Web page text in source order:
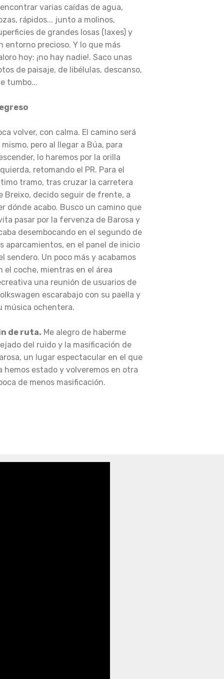
varias caídas de agua,
rápidos... junto a molinos,
de grandes losas (laxes) y
entorno precioso. Y lo que más
hoy: ¡no hay nadie!. Saco unas
de paisaje, de libélulas, descanso,
tumbo...
volver, con calma. El camino será
mismo, pero al llegar a Búa, para
lo haremos por la orilla
retomando el PR. Para el
tramo, tras cruzar la carretera
Breixo, decido seguir de frente, a
dónde acabo. Busco un camino que
pasar por la fervenza de Barosa y
desembocando en el segundo de
aparcamientos, en el panel de inicio
sendero. Un poco más y acabamos
el coche, mientras en el área
una reunión de usuarios de
escarabajo con su paella y
música ochentera.
de ruta. Me alegro de haberme
del ruido y la masificación de
un lugar espectacular en el que
hemos estado y volveremos en otra
de menos masificación.